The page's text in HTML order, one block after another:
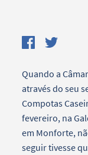
Quando a
através do seu
Compotas
fevereiro, na
em Monforte,
seguir tivesse